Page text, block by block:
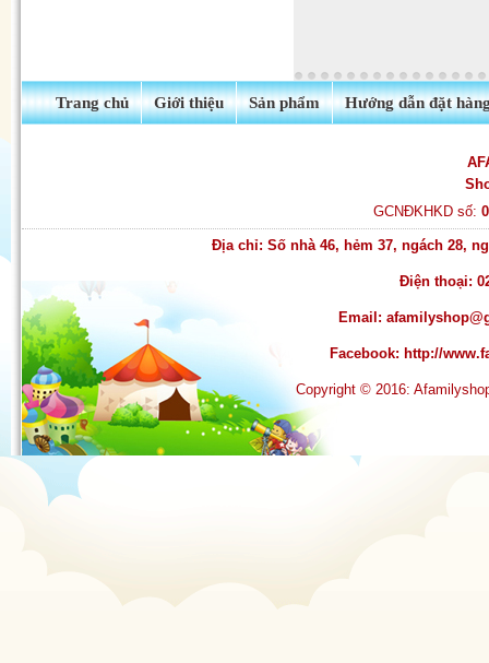
Quần tất Balencia siêu dai -
siêu hot
Trang chủ Giới thiệu Sản phẩm Hướng dẫn đặt
GCNĐKHKD số:
Địa chỉ: Số nhà 46, hẻm 37, ngách 28,
Điện thoại:
Email:
Facebook: http://
Copyright © 2016: